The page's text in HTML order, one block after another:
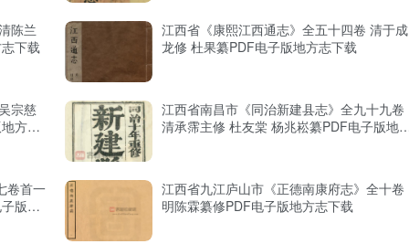
陈兰
下载
江西省《康熙江西通志》全五十四卷 清于成
龙修 杜果纂PDF电子版地方志下载
宗慈
方志
江西省南昌市《同治新建县志》全九十九卷
清承霈主修 杜友棠 杨兆崧纂PDF电子版地
卷首一
版地
江西省九江庐山市《正德南康府志》全十卷
明陈霖纂修PDF电子版地方志下载